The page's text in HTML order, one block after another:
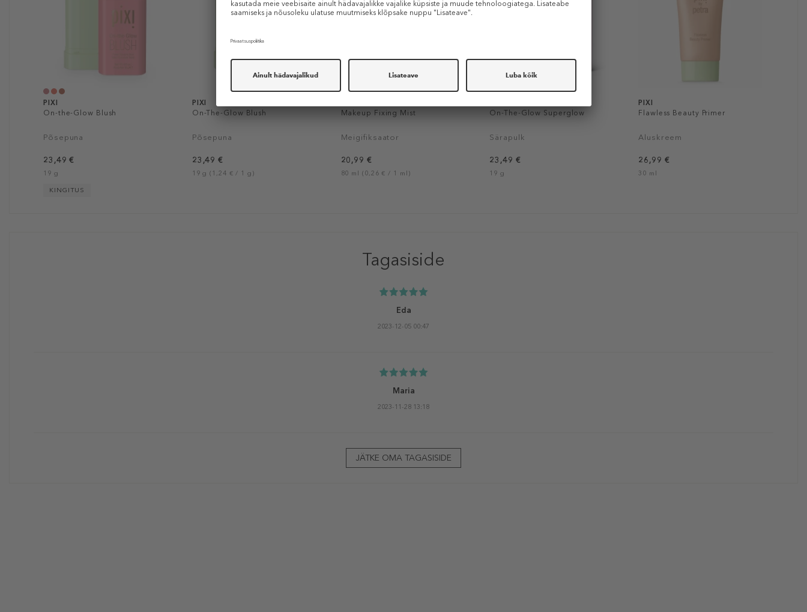
PIXI
On-the-Glow Blush
Põsepuna
23,49 €
19 g
KINGITUS
PIXI
On-The-Glow Blush
Põsepuna
23,49 €
19 g (1,24 € / 1 g)
Makeup Fixing Mist
Meigifiksaator
20,99 €
80 ml (0,26 € / 1 ml)
On-The-Glow Superglow
Särapulk
23,49 €
19 g
PIXI
Flawless Beauty Primer
Aluskreem
26,99 €
30 ml
Tagasiside
Eda
2023-12-05 00:47
Maria
2023-11-28 13:18
JÄTKE OMA TAGASISIDE